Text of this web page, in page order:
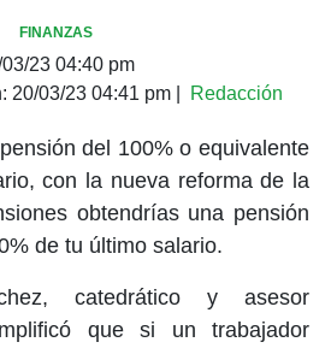
FINANZAS
23 04:40 pm
20/03/23 04:41 pm| Redacción
del 100% o equivalente
con la nueva reforma de la
obtendrías una pensión
de tu último salario.
catedrático y asesor
que si un trabajador